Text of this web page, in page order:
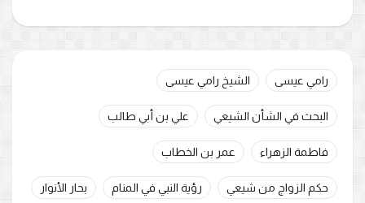
رامي عيسى الشيخ رامي عيسى
البحث في الشأن الشيعي علي بن أبي طالب
فاطمة الزهراء عمر بن الخطاب
حكم الزواج من شيعي رؤية النبي في المنام بحار الأنوار